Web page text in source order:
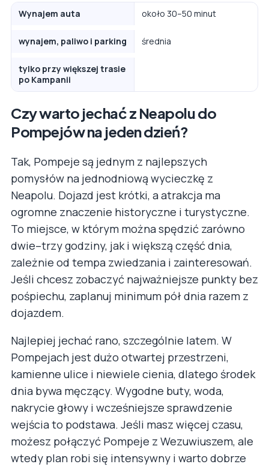
Wynajem auta około 30–50 minut
wynajem, paliwo i parking średnia
tylko przy większej trasie
po Kampanii
Czy warto jechać z Neapolu do
Pompejów na jeden dzień?
Tak, Pompeje są jednym z najlepszych
pomysłów na jednodniową wycieczkę z
Neapolu. Dojazd jest krótki, a atrakcja ma
ogromne znaczenie historyczne i turystyczne.
To miejsce, w którym można spędzić zarówno
dwie–trzy godziny, jak i większą część dnia,
zależnie od tempa zwiedzania i zainteresowań.
Jeśli chcesz zobaczyć najważniejsze punkty bez
pośpiechu, zaplanuj minimum pół dnia razem z
dojazdem.
Najlepiej jechać rano, szczególnie latem. W
Pompejach jest dużo otwartej przestrzeni,
kamienne ulice i niewiele cienia, dlatego środek
dnia bywa męczący. Wygodne buty, woda,
nakrycie głowy i wcześniejsze sprawdzenie
wejścia to podstawa. Jeśli masz więcej czasu,
możesz połączyć Pompeje z Wezuwiuszem, ale
wtedy plan robi się intensywny i warto dobrze